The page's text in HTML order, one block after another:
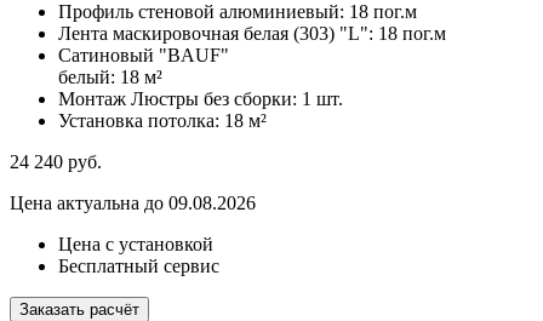
Профиль стеновой алюминиевый: 18 пог.м
Лента маскировочная белая (303) "L": 18 пог.м
Сатиновый "BAUF"
белый: 18 м²
Монтаж Люстры без сборки: 1 шт.
Установка потолка: 18 м²
24 240 руб.
Цена актуальна до 09.08.2026
Цена с установкой
Бесплатный сервис
Заказать расчёт